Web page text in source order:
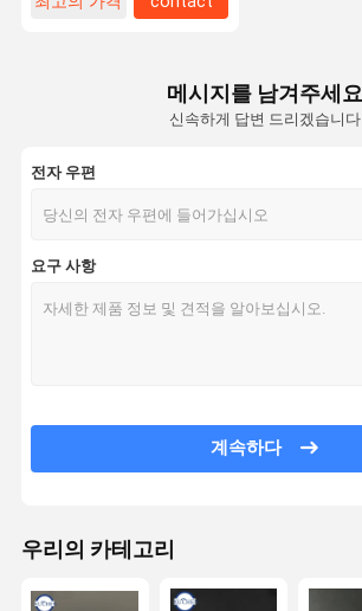
메시지를 남겨주세요
신속하게 답변 드리겠습니다
전자 우편
요구 사항
계속하다
우리의 카테고리